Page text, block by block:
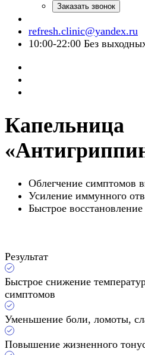
Заказать звонок
refresh.clinic@yandex.ru
10:00-22:00 Без
Капельница
Облегчение симптомов
Усиление иммунного
Быстрое
Результат
Быстрое снижение
симптомов
Уменьшение боли, ломоты,
Повышение жизненного